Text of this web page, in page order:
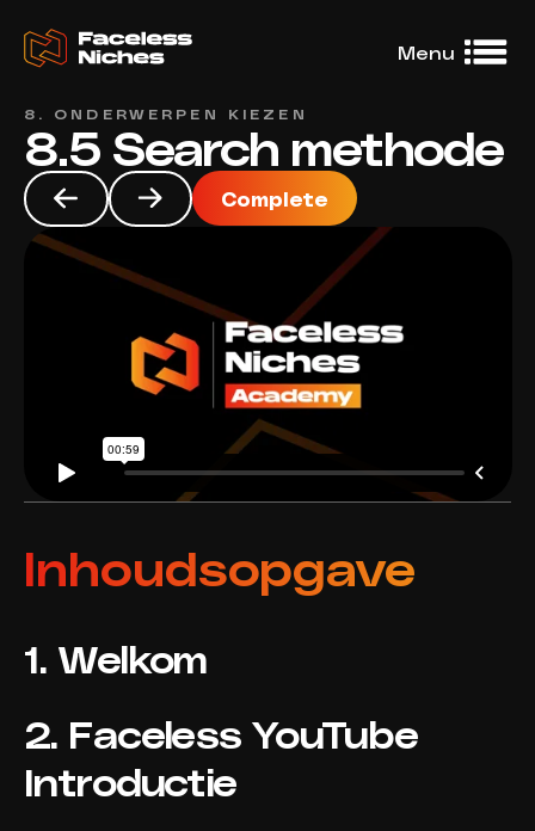
Dashboard
No access
DFY niches
No access
Niche Treasury
No access
Community
Menu
8. ONDERWERPEN KIEZEN
8.5 Search methode
Complete
Inhoudsopgave
1. Welkom
2. Faceless YouTube
Introductie